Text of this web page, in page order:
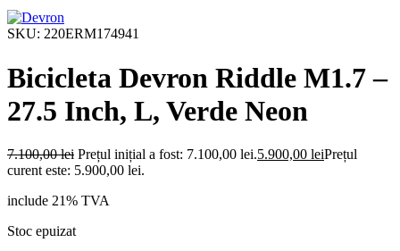
SKU: 220ERM174941
Bicicleta Devron Riddle M1.7 –
27.5 Inch, L, Verde Neon
7.100,00lei Prețul inițial a fost: 7.100,00 lei.5.900,00 leiPrețul
curent este: 5.900,00 lei.
include 21% TVA
Stoc epuizat